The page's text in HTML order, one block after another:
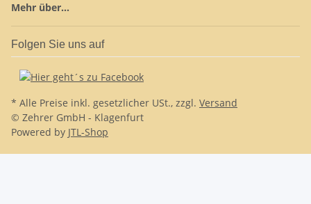
Mehr über...
Folgen Sie uns auf
* Alle Preise inkl. gesetzlicher USt., zzgl. Versand
© Zehrer GmbH - Klagenfurt
Powered by JTL-Shop